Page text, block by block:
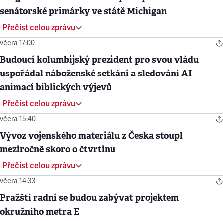
senátorské primárky ve státě Michigan
Přečíst celou zprávu
včera 17:00
Budoucí kolumbijský prezident pro svou vládu
uspořádal náboženské setkání a sledování AI
animací biblických výjevů
Přečíst celou zprávu
včera 15:40
Vývoz vojenského materiálu z Česka stoupl
meziročně skoro o čtvrtinu
Přečíst celou zprávu
včera 14:33
Pražští radní se budou zabývat projektem
okružního metra E